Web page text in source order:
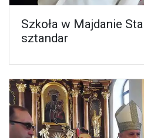
Szkoła w Majdanie
sztandar